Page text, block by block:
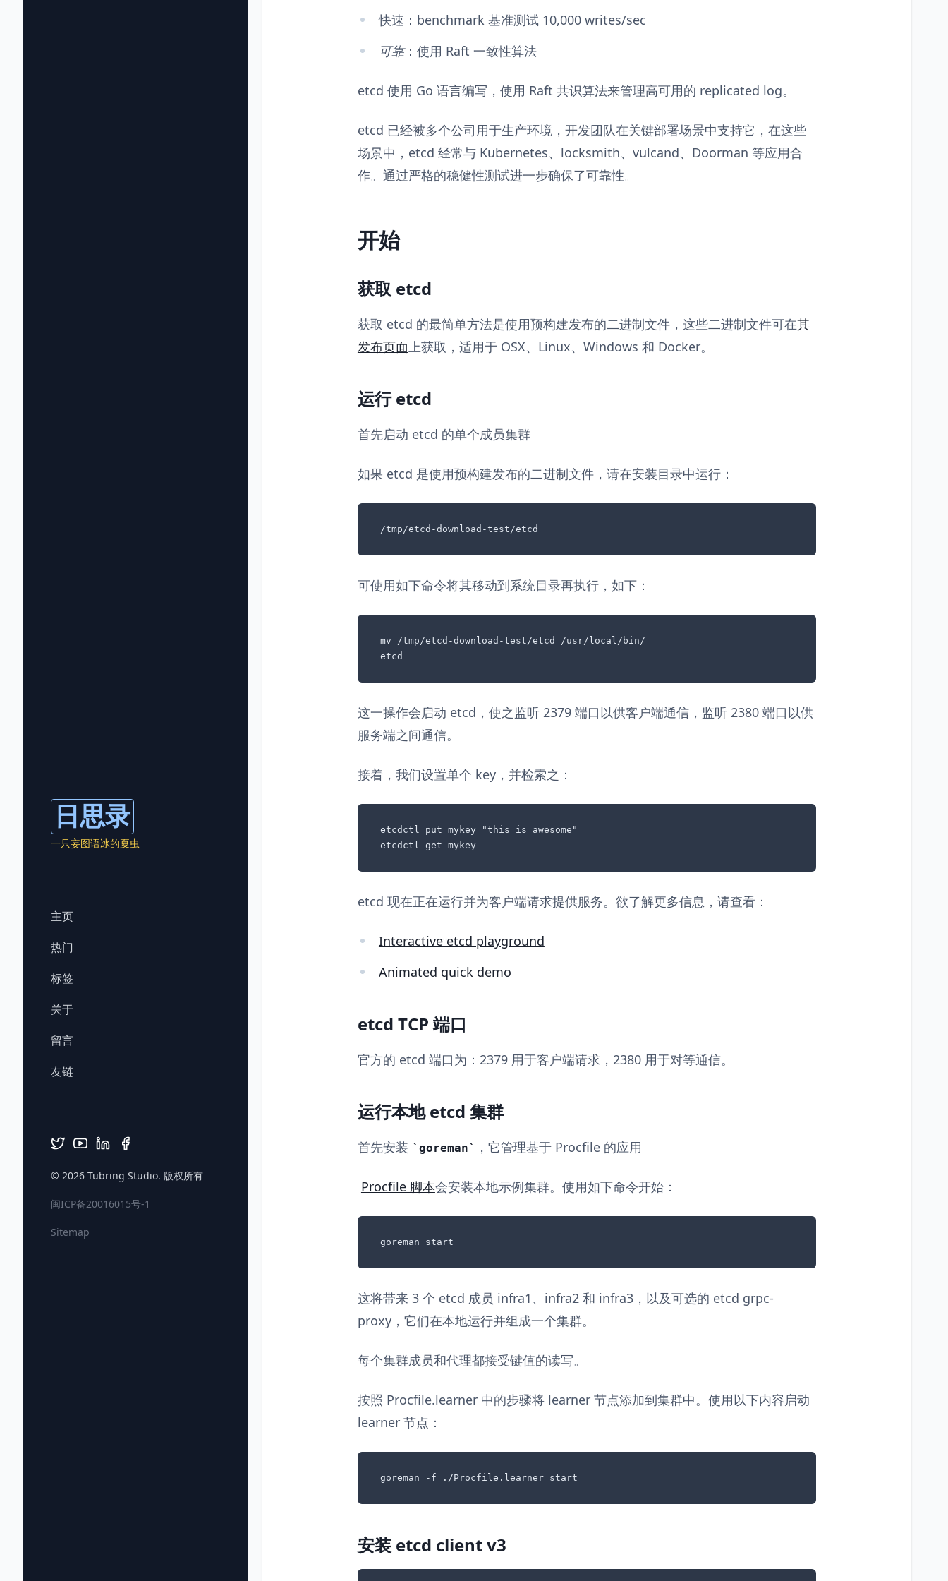
日思录
一只妄图语冰的夏虫
主页
热门
标签
关于
留言
友链
© 2026 Tubring Studio. 版权所有
闽ICP备20016015号-1
Sitemap
快速：benchmark 基准测试 10,000 writes/sec
可靠：使用 Raft 一致性算法
etcd 使用 Go 语言编写，使用 Raft 共识算法来管理高可用的 replicated log。
etcd 已经被多个公司用于生产环境，开发团队在关键部署场景中支持它，在这些
场景中，etcd 经常与 Kubernetes、locksmith、vulcand、Doorman 等应用合
作。通过严格的稳健性测试进一步确保了可靠性。
开始
获取 etcd
获取 etcd 的最简单方法是使用预构建发布的二进制文件，这些二进制文件可在其
发布页面上获取，适用于 OSX、Linux、Windows 和 Docker。
运行 etcd
首先启动 etcd 的单个成员集群
如果 etcd 是使用预构建发布的二进制文件，请在安装目录中运行：
/tmp/etcd-download-test/etcd
可使用如下命令将其移动到系统目录再执行，如下：
mv /tmp/etcd-download-test/etcd /usr/local/bin/
etcd
这一操作会启动 etcd，使之监听 2379 端口以供客户端通信，监听 2380 端口以供
服务端之间通信。
接着，我们设置单个 key，并检索之：
etcdctl put mykey "this is awesome"
etcdctl get mykey
etcd 现在正在运行并为客户端请求提供服务。欲了解更多信息，请查看：
Interactive etcd playground
Animated quick demo
etcd TCP 端口
官方的 etcd 端口为：2379 用于客户端请求，2380 用于对等通信。
运行本地 etcd 集群
首先安装 goreman ，它管理基于 Procfile 的应用
Procfile 脚本会安装本地示例集群。使用如下命令开始：
goreman start
这将带来 3 个 etcd 成员 infra1、infra2 和 infra3，以及可选的 etcd grpc-
proxy，它们在本地运行并组成一个集群。
每个集群成员和代理都接受键值的读写。
按照 Procfile.learner 中的步骤将 learner 节点添加到集群中。使用以下内容启动
learner 节点：
goreman -f ./Procfile.learner start
安装 etcd client v3